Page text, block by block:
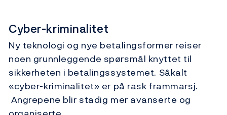
Cyber-kriminalitet
Ny teknologi og nye betalingsformer reiser
noen grunnleggende spørsmål knyttet til
sikkerheten i betalingssystemet. Såkalt
«cyber-kriminalitet» er på rask frammarsj.
Angrepene blir stadig mer avanserte og